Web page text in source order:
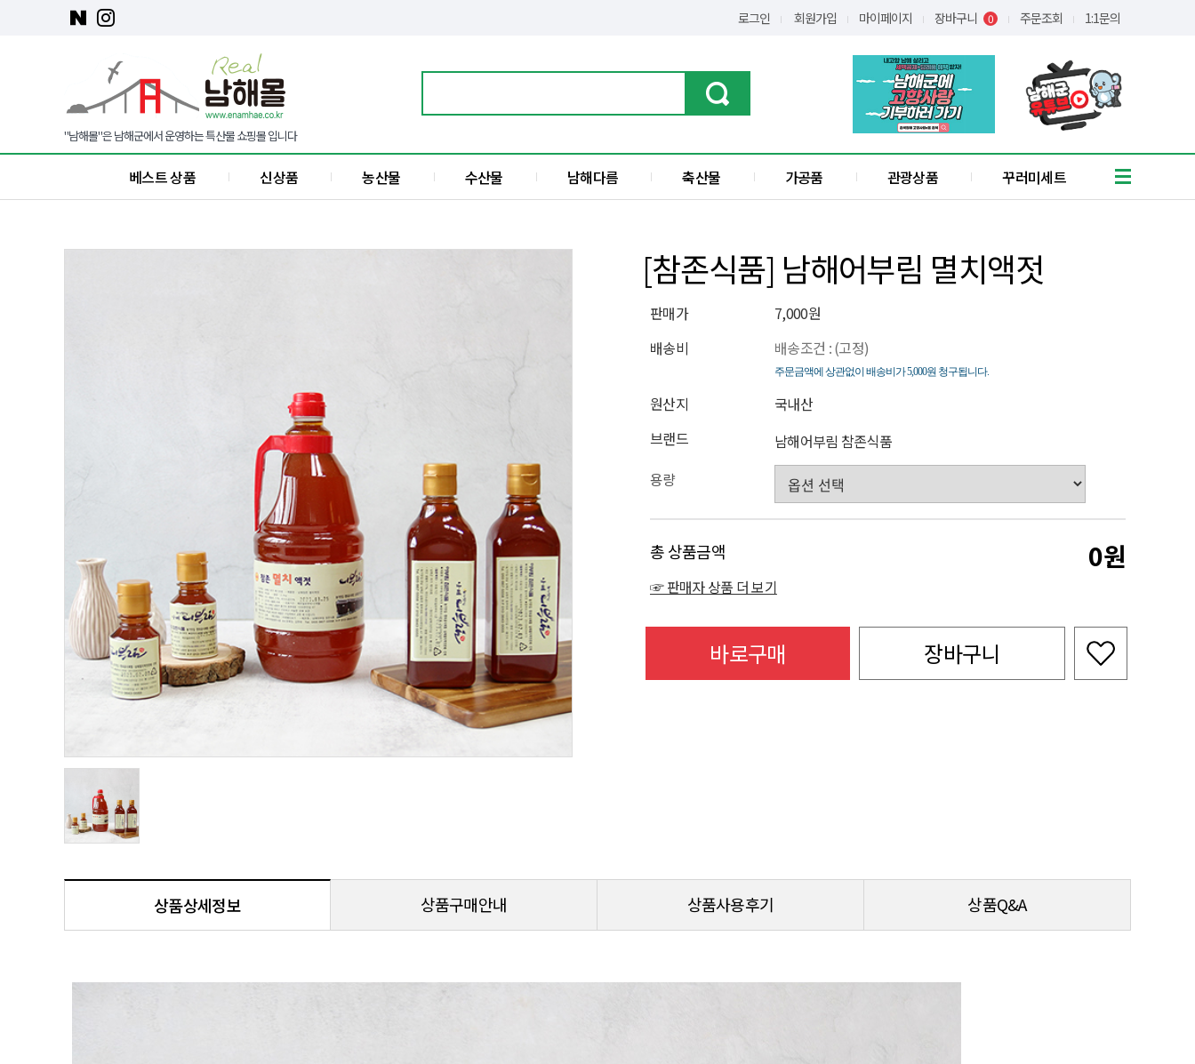
로그인 회원가입 마이페이지 장바구니 0 주문조회 1:1문의
"남해몰"은 남해군에서 운영하는 특산물 쇼핑몰 입니다
베스트 상품 신상품 농산물 수산물 남해다름 축산물 가공품
전통식품
액젓/어간장
장아찌
섬애약쑥
기타
꿀
죽
관광상품 꾸러미세트
[참존식품] 남해어부림 멸치액젓
판매가
7,000원
배송비
배송조건 : (고정)
주문금액에 상관없이 배송비가 5,000원 청구됩니다.
원산지
국내산
브랜드
남해어부림 참존식품
용량
총 상품금액 0
☞ 판매자 상품 더 보기
바로구매 장바구니
상품상세정보 상품구매안내 상품사용후기 상품Q&A